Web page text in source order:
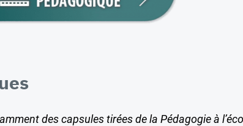
des capsules tirées de la Pédagogie à